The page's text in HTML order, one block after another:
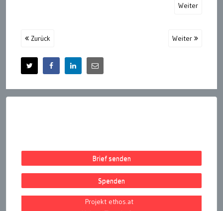
Weiter
Zurück Weiter
Brief senden
Spenden
Projekt ethos.at